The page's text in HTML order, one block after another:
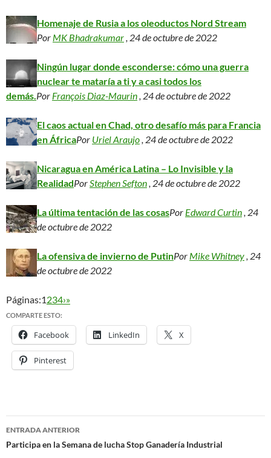
Homenaje de Rusia a los oleoductos Nord Stream
Por MK Bhadrakumar, 24 de octubre de 2022
Ningún lugar donde esconderse: cómo una guerra
nuclear te mataría a ti y a casi todos los
demás.Por François Diaz-Maurin, 24 de octubre de 2022
El caos actual en Chad, otro desafío más para Francia
en ÁfricaPor Uriel Araujo, 24 de octubre de 2022
Nicaragua en América Latina – Lo Invisible y la
RealidadPorStephen Sefton, 24 de octubre de 2022
La última tentación de las cosasPor Edward Curtin, 24
de octubre de 2022
La ofensiva de invierno de PutinPor Mike Whitney, 24
de octubre de 2022
Páginas:1234›»
COMPARTE ESTO:
Facebook LinkedIn X
Pinterest
Navegación
ENTRADA ANTERIOR
Participa en la Semana de lucha Stop Ganadería Industrial